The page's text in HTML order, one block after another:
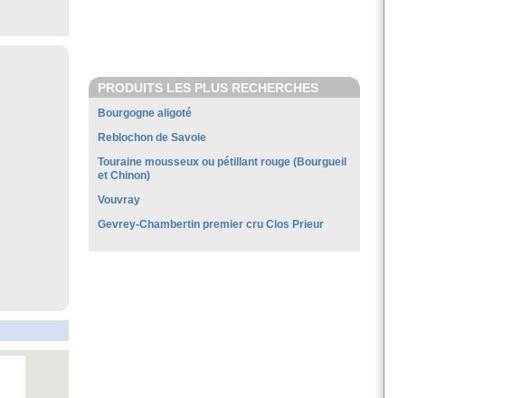
PRODUITS LES PLUS RECHERCHES
Bourgogne aligoté
Reblochon de Savoie
Touraine mousseux ou pétillant rouge (Bourgueil
et Chinon)
Vouvray
Gevrey-Chambertin premier cru Clos Prieur